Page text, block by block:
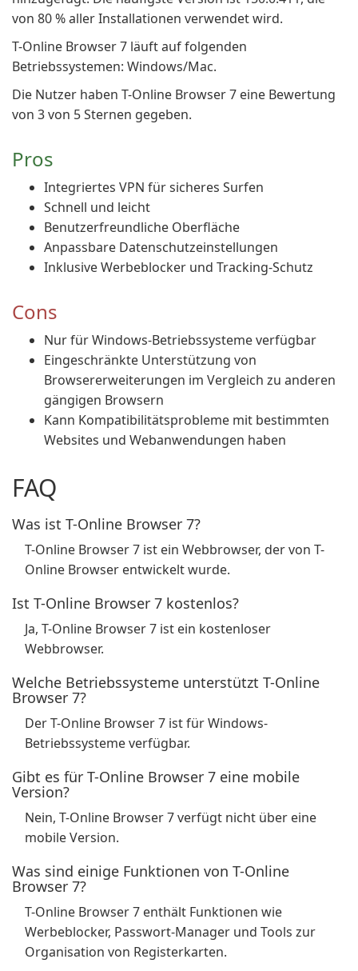
von 80 % aller Installationen verwendet wird.
T-Online Browser 7 läuft auf folgenden
Betriebssystemen: Windows/Mac.
Die Nutzer haben T-Online Browser 7 eine Bewertung
von 3 von 5 Sternen gegeben.
Pros
Integriertes VPN für sicheres Surfen
Schnell und leicht
Benutzerfreundliche Oberfläche
Anpassbare Datenschutzeinstellungen
Inklusive Werbeblocker und Tracking-Schutz
Cons
Nur für Windows-Betriebssysteme verfügbar
Eingeschränkte Unterstützung von
Browsererweiterungen im Vergleich zu anderen
gängigen Browsern
Kann Kompatibilitätsprobleme mit bestimmten
Websites und Webanwendungen haben
FAQ
Was ist T-Online Browser 7?
T-Online Browser 7 ist ein Webbrowser, der von T-
Online Browser entwickelt wurde.
Ist T-Online Browser 7 kostenlos?
Ja, T-Online Browser 7 ist ein kostenloser
Webbrowser.
Welche Betriebssysteme unterstützt T-Online
Browser 7?
Der T-Online Browser 7 ist für Windows-
Betriebssysteme verfügbar.
Gibt es für T-Online Browser 7 eine mobile
Version?
Nein, T-Online Browser 7 verfügt nicht über eine
mobile Version.
Was sind einige Funktionen von T-Online
Browser 7?
T-Online Browser 7 enthält Funktionen wie
Werbeblocker, Passwort-Manager und Tools zur
Organisation von Registerkarten.